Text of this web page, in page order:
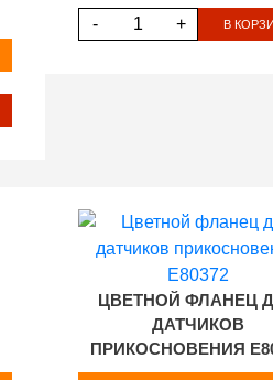
- + В
ЦВЕТНОЙ ФЛАНЕЦ
ДАТЧИКОВ
ПРИКОСНОВЕНИЯ